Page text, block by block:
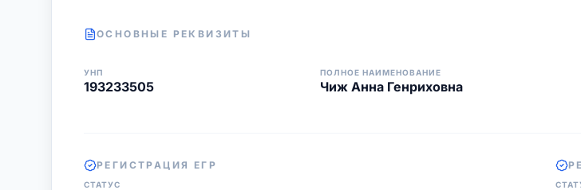
ОСНОВНЫЕ РЕКВИЗИТЫ
УНП
193233505
ПОЛНОЕ НАИМЕНОВАНИЕ
Чиж Анна Генриховна
РЕГИСТРАЦИЯ ЕГР
СТАТУС